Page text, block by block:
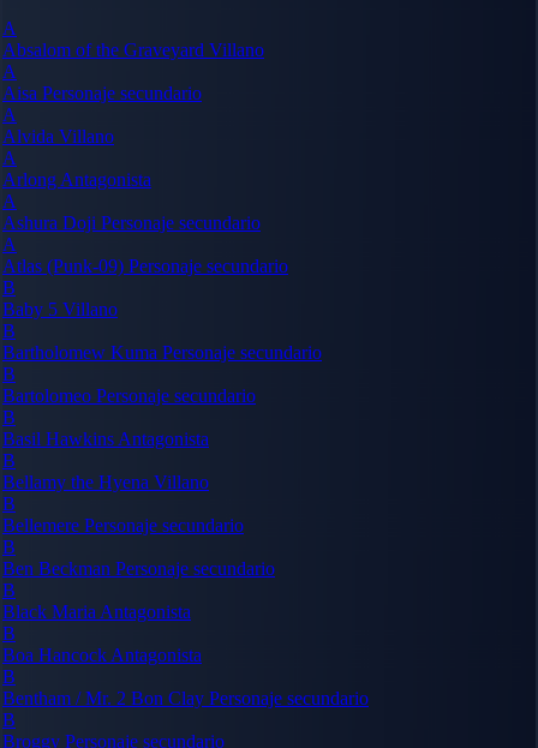
A
Absalom of the Graveyard Villano
A
Aisa Personaje secundario
A
Alvida Villano
A
Arlong Antagonista
A
Ashura Doji Personaje secundario
A
Atlas (Punk-09) Personaje secundario
B
Baby 5 Villano
B
Bartholomew Kuma Personaje secundario
B
Bartolomeo Personaje secundario
B
Basil Hawkins Antagonista
B
Bellamy the Hyena Villano
B
Bellemere Personaje secundario
B
Ben Beckman Personaje secundario
B
Black Maria Antagonista
B
Boa Hancock Antagonista
B
Bentham / Mr. 2 Bon Clay Personaje secundario
B
Broggy Personaje secundario